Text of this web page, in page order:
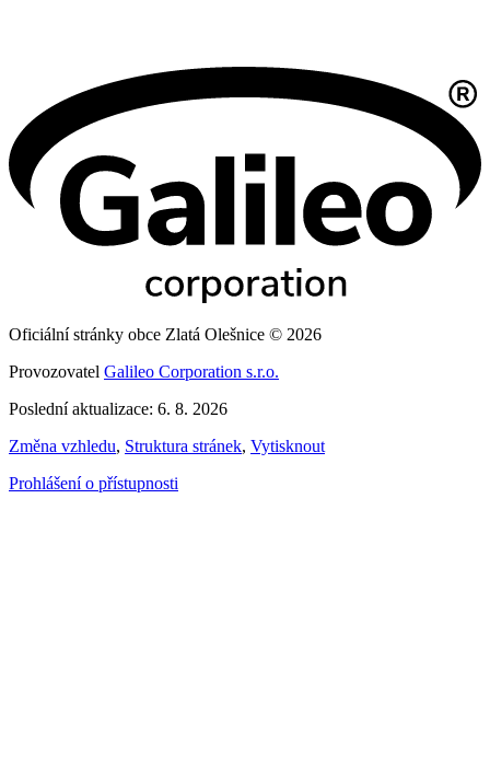
Oficiální stránky obce Zlatá Olešnice © 2026
Provozovatel Galileo Corporation s.r.o.
Poslední aktualizace: 6. 8. 2026
Změna vzhledu, Struktura stránek, Vytisknout
Prohlášení o přístupnosti